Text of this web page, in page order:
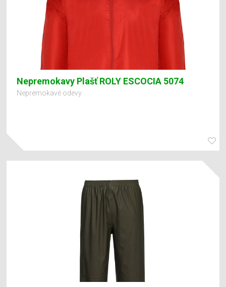
Nepremokavy Plašť ROLY ESCOCIA 5074
Nepremokavé odevy